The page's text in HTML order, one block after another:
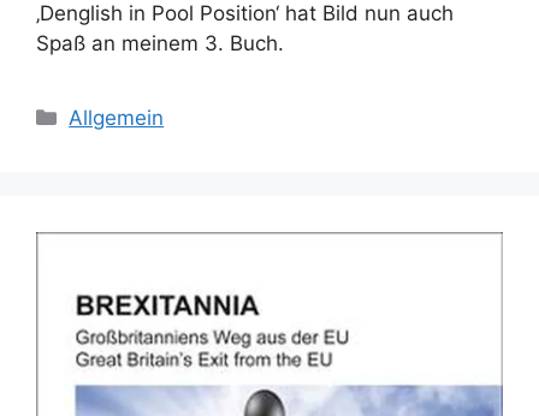
‚Denglish in Pool Position‘ hat Bild nun auch
Spaß an meinem 3. Buch.
Kategorien
Allgemein